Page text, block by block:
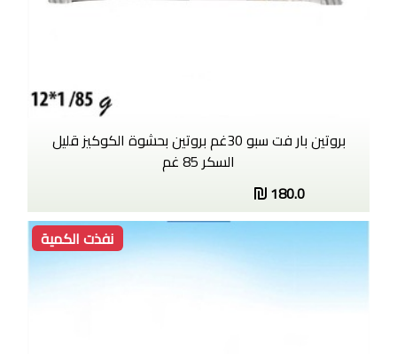
بروتين بار فت سبو 30غم بروتين بحشوة الكوكيز قليل
السكر 85 غم
180.0
نفذت الكمية